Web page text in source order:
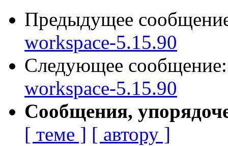
Предыдущее
workspace-5.15.90
Следующее
workspace-5.15.90
Сообщения,
[ теме ] [ автору ]